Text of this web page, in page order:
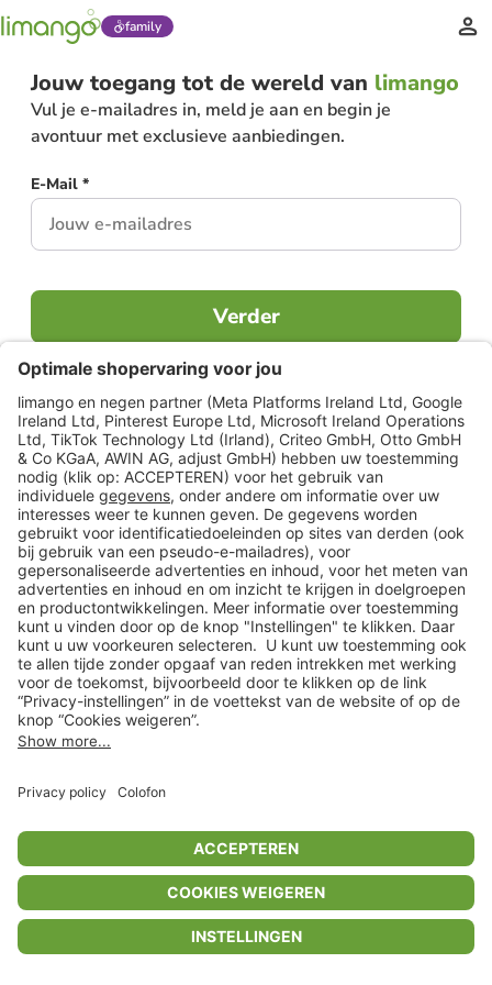
family
Jouw toegang tot de wereld van limango
Vul je e-mailadres in, meld je aan en begin je
avontuur met exclusieve aanbiedingen.
E-Mail *
Verder
Al lid?Inloggen
PrivacyinstellingenAlgemene voorwaardenPrivacybeleidColofon
Help Center